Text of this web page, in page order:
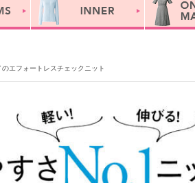
のエフォートレスチェックニット